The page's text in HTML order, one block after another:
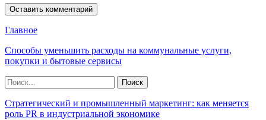
Главное
Способы уменьшить расходы на коммунальные услуги,
покупки и бытовые сервисы
Стратегический и промышленный маркетинг: как меняется
роль PR в индустриальной экономике